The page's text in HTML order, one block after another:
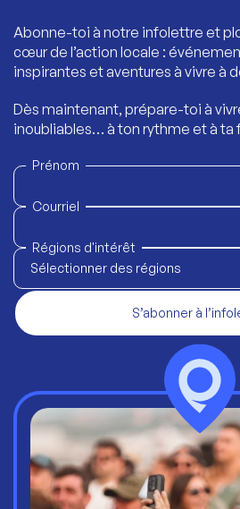
Abonne-toi à notre infolettre et
cœur de l’action locale :
inspirantes et aventures à vivre à
Dès maintenant, prépare-toi à
inoubliables… à ton rythme et à ta
Prénom
Courriel
Régions d'intérêt
Sélectionner des régions
S’abonner à